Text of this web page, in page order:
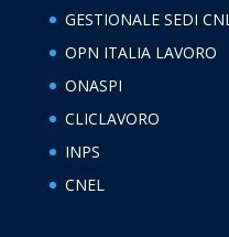
GESTIONALE SEDI
OPN ITALIA LAVORO
ONASPI
CLICLAVORO
INPS
CNEL